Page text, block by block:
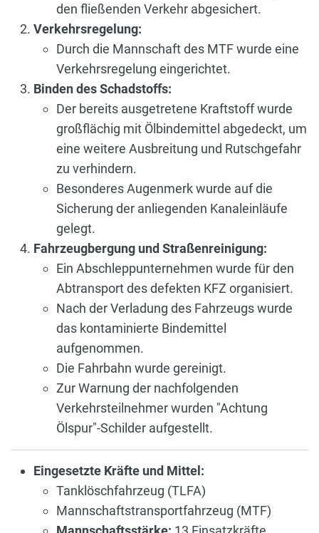
den fließenden Verkehr abgesichert.
Verkehrsregelung:
Durch die Mannschaft des MTF wurde eine
Verkehrsregelung eingerichtet.
Binden des Schadstoffs:
Der bereits ausgetretene Kraftstoff wurde
großflächig mit Ölbindemittel abgedeckt, um
eine weitere Ausbreitung und Rutschgefahr
zu verhindern.
Besonderes Augenmerk wurde auf die
Sicherung der anliegenden Kanaleinläufe
gelegt.
Fahrzeugbergung und Straßenreinigung:
Ein Abschleppunternehmen wurde für den
Abtransport des defekten KFZ organisiert.
Nach der Verladung des Fahrzeugs wurde
das kontaminierte Bindemittel
aufgenommen.
Die Fahrbahn wurde gereinigt.
Zur Warnung der nachfolgenden
Verkehrsteilnehmer wurden "Achtung
Ölspur"-Schilder aufgestellt.
Eingesetzte Kräfte und Mittel:
Tanklöschfahrzeug (TLFA)
Mannschaftstransportfahrzeug (MTF)